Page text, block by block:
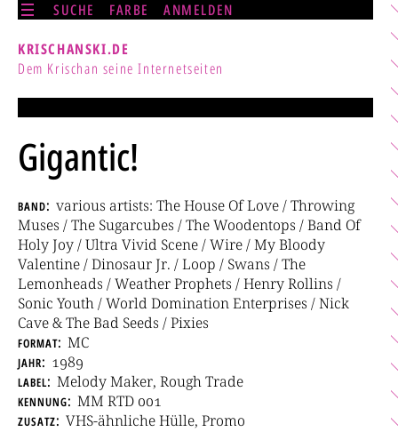
SUCHE FARBE ANMELDEN
KRISCHANSKI.DE
Dem Krischan seine Internetseiten
Gigantic!
band various artists: The House Of Love / Throwing
Muses / The Sugarcubes / The Woodentops / Band Of
Holy Joy / Ultra Vivid Scene / Wire / My Bloody
Valentine / Dinosaur Jr. / Loop / Swans / The
Lemonheads / Weather Prophets / Henry Rollins /
Sonic Youth / World Domination Enterprises / Nick
Cave & The Bad Seeds / Pixies
format MC
jahr 1989
label Melody Maker, Rough Trade
kennung MM RTD 001
zusatz VHS-ähnliche Hülle, Promo